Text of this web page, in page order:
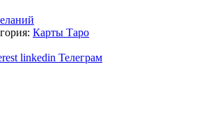
Карты Таро
linkedin Телеграм